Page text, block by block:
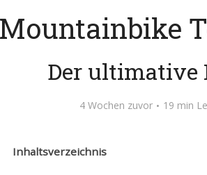
Mountainbike
Der ultimative
4 Wochen zuvor 19 min
Inhaltsverzeichnis